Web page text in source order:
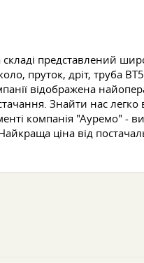
представлений
пруток, дріт, труба
відображена
Знайти нас
компанія "Ауремо" -
ціна від